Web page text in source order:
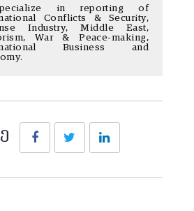
in reporting of
Conflicts & Security,
Industry, Middle East,
War & Peace-making,
Business and
FacebookTwitter